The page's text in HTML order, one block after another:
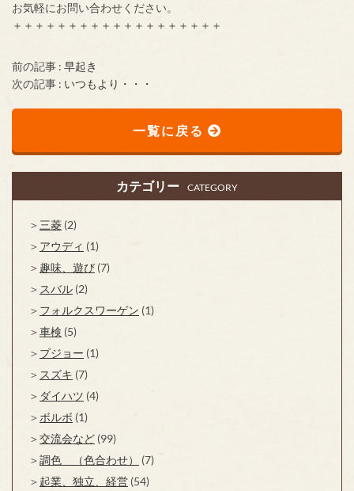
お気軽にお問い合わせください。
＋＋＋＋＋＋＋＋＋＋＋＋＋＋＋＋＋＋＋
前の記事 : 早起き
次の記事 : いつもより・・・
一覧に戻る
カテゴリー CATEGORY
三菱 (2)
アウディ (1)
趣味、遊び (7)
スバル (2)
フォルクスワーゲン (1)
車検 (5)
プジョー (1)
スズキ (7)
ダイハツ (4)
ボルボ (1)
交流会など (99)
調色 （色合わせ）
(7)
起業、独立、経営 (54)